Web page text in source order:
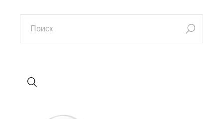
искать: